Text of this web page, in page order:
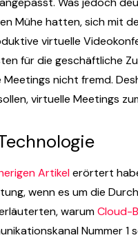
Mühe hatten, sich mit
virtuelle
für die geschäftliche
Meetings nicht fremd.
virtuelle Meetings
Artikelerörtert
wenn es um die
warumCloud-
Nummer